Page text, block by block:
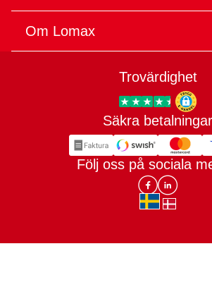
Om Lomax
Trovärdighet
Trygg
Säkra betalningar
Följ oss på sociala
Lomax DK
Lomax
sv-SEda-DK